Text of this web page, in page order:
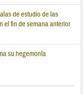
de estudio de las
el fin de semana anterior
su hegemonía